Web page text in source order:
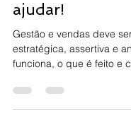
cursos
ajudar!
Gestão e vendas deve
funciona, o que é feito e